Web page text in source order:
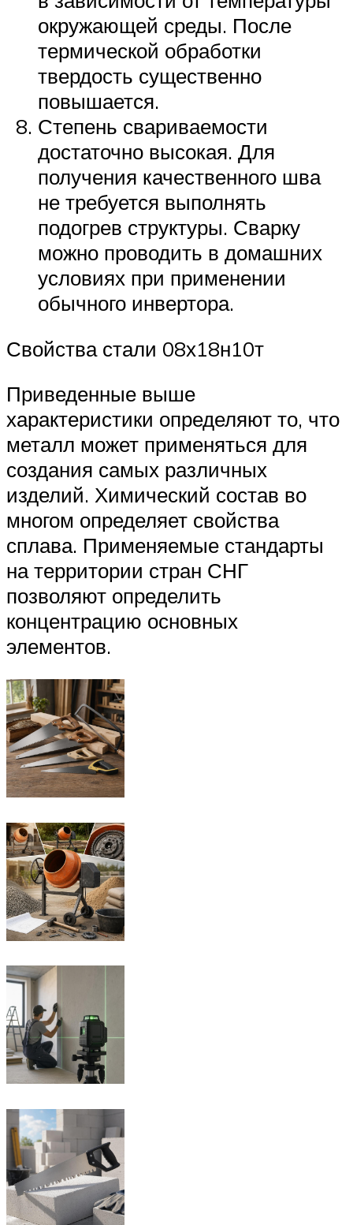
окружающей среды. После
термической обработки
твердость существенно
повышается.
Степень свариваемости
достаточно высокая. Для
получения качественного шва
не требуется выполнять
подогрев структуры. Сварку
можно проводить в домашних
условиях при применении
обычного инвертора.
Свойства стали 08х18н10т
Приведенные выше
характеристики определяют то, что
металл может применяться для
создания самых различных
изделий. Химический состав во
многом определяет свойства
сплава. Применяемые стандарты
на территории стран СНГ
позволяют определить
концентрацию основных
элементов.